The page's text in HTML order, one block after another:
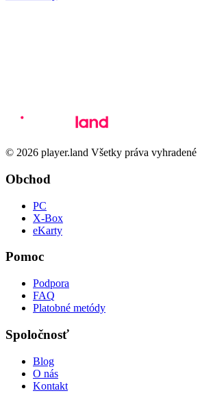
© 2026 player.land Všetky práva vyhradené
Obchod
PC
X-Box
eKarty
Pomoc
Podpora
FAQ
Platobné metódy
Spoločnosť
Blog
O nás
Kontakt